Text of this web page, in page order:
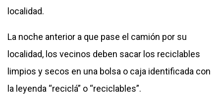
localidad.
La noche anterior a que pase el camión por su
localidad, los vecinos deben sacar los reciclables
limpios y secos en una bolsa o caja identificada con
la leyenda “reciclá” o “reciclables”.